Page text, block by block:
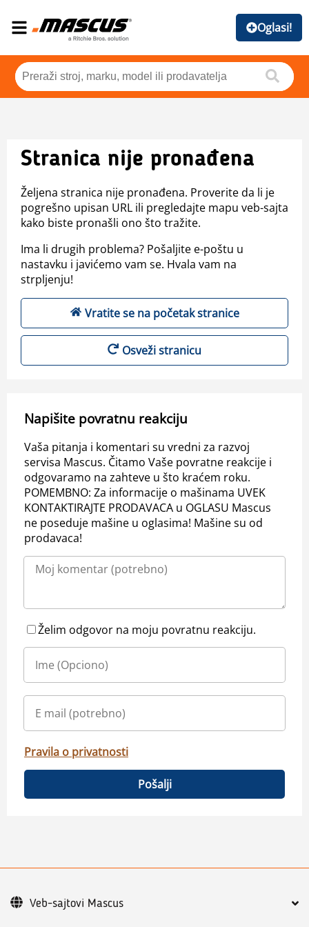
Oglasi!
Stranica nije pronađena
Željena stranica nije pronađena. Proverite da li je
pogrešno upisan URL ili pregledajte mapu veb-sajta
kako biste pronašli ono što tražite.
Ima li drugih problema? Pošaljite e-poštu u
nastavku i javićemo vam se. Hvala vam na
strpljenju!
Vratite se na početak stranice
Osveži stranicu
Napišite povratnu reakciju
Vaša pitanja i komentari su vredni za razvoj
servisa Mascus. Čitamo Vaše povratne reakcije i
odgovaramo na zahteve u što kraćem roku.
POMEMBNO: Za informacije o mašinama UVEK
KONTAKTIRAJTE PRODAVACA u OGLASU Mascus
ne poseduje mašine u oglasima! Mašine su od
prodavaca!
Želim odgovor na moju povratnu reakciju.
Pravila o privatnosti
Pošalji
Veb-sajtovi Mascus